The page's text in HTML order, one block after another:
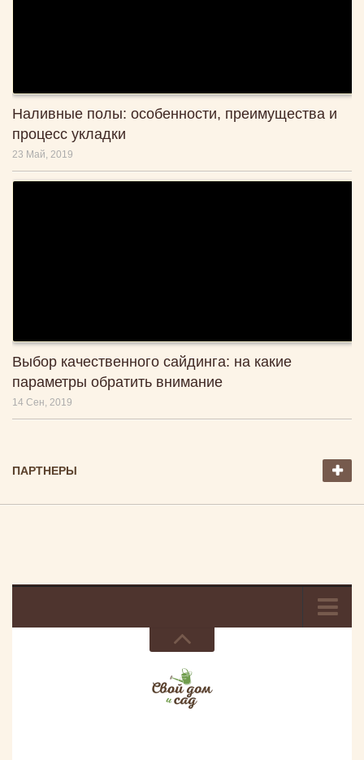
Наливные полы: особенности, преимущества и
процесс укладки
23 Май, 2019
Выбор качественного сайдинга: на какие
параметры обратить внимание
14 Сен, 2019
ПАРТНЕРЫ
Дом и сад — авторские права